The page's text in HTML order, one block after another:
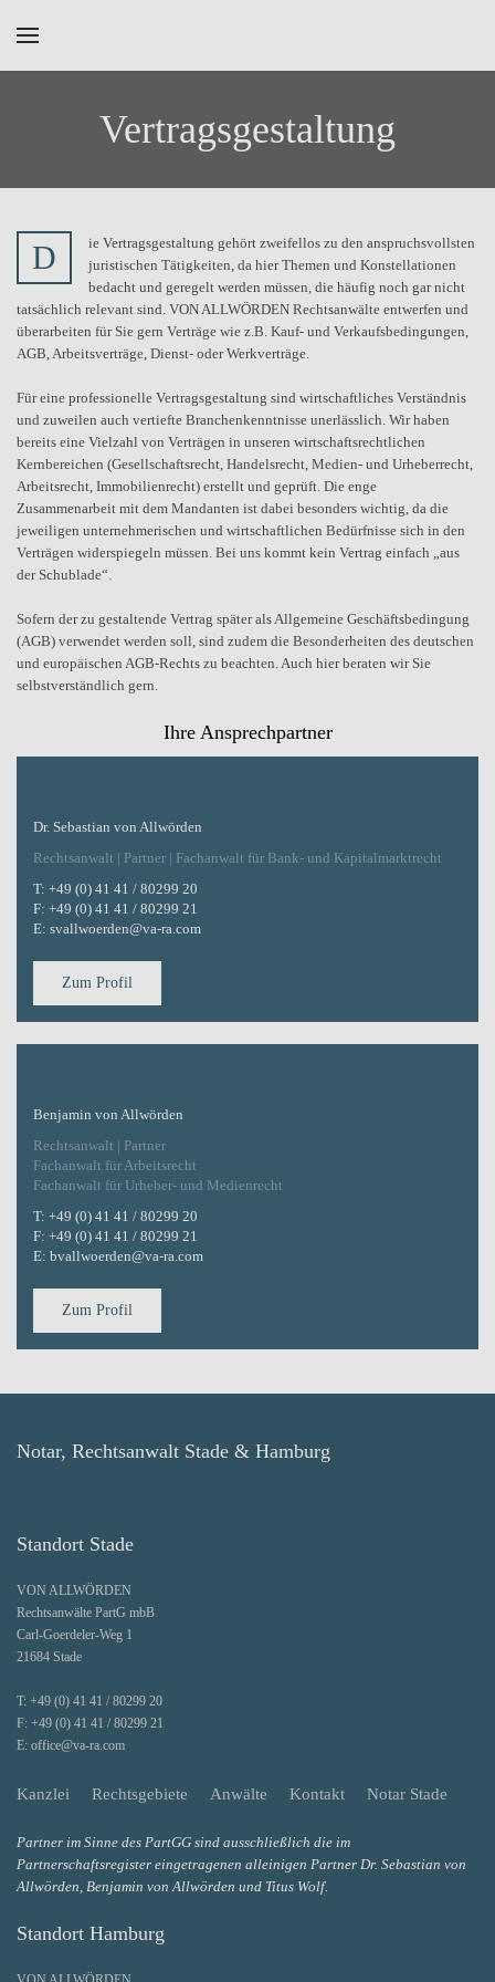
Vertragsgestaltung
D
ie Vertragsgestaltung gehört zweifellos zu den anspruchsvollsten
juristischen Tätigkeiten, da hier Themen und Konstellationen
bedacht und geregelt werden müssen, die häufig noch gar nicht
tatsächlich relevant sind. VON ALLWÖRDEN Rechtsanwälte entwerfen und
überarbeiten für Sie gern Verträge wie z.B. Kauf- und Verkaufsbedingungen,
AGB, Arbeitsverträge, Dienst- oder Werkverträge.
Für eine professionelle Vertragsgestaltung sind wirtschaftliches Verständnis
und zuweilen auch vertiefte Branchenkenntnisse unerlässlich. Wir haben
bereits eine Vielzahl von Verträgen in unseren wirtschaftsrechtlichen
Kernbereichen (Gesellschaftsrecht, Handelsrecht, Medien- und Urheberrecht,
Arbeitsrecht, Immobilienrecht) erstellt und geprüft. Die enge
Zusammenarbeit mit dem Mandanten ist dabei besonders wichtig, da die
jeweiligen unternehmerischen und wirtschaftlichen Bedürfnisse sich in den
Verträgen widerspiegeln müssen. Bei uns kommt kein Vertrag einfach „aus
der Schublade“.
Sofern der zu gestaltende Vertrag später als Allgemeine Geschäftsbedingung
(AGB) verwendet werden soll, sind zudem die Besonderheiten des deutschen
und europäischen AGB-Rechts zu beachten. Auch hier beraten wir Sie
selbstverständlich gern.
Ihre Ansprechpartner
Dr. Sebastian von Allwörden
Rechtsanwalt | Partner | Fachanwalt für Bank- und Kapitalmarktrecht
T: +49 (0) 41 41 / 80299 20
F: +49 (0) 41 41 / 80299 21
E: svallwoerden@va-ra.com
Zum Profil
Benjamin von Allwörden
Rechtsanwalt | Partner
Fachanwalt für Arbeitsrecht
Fachanwalt für Urheber- und Medienrecht
T: +49 (0) 41 41 / 80299 20
F: +49 (0) 41 41 / 80299 21
E: bvallwoerden@va-ra.com
Zum Profil
Notar, Rechtsanwalt Stade & Hamburg
Standort Stade
VON ALLWÖRDEN
Rechtsanwälte PartG mbB
Carl-Goerdeler-Weg 1
21684 Stade
T: +49 (0) 41 41 / 80299 20
F: +49 (0) 41 41 / 80299 21
E: office@va-ra.com
Kanzlei Rechtsgebiete Anwälte Kontakt Notar Stade
Partner im Sinne des PartGG sind ausschließlich die im
Partnerschaftsregister eingetragenen alleinigen Partner Dr. Sebastian von
Allwörden, Benjamin von Allwörden und Titus Wolf.
Standort Hamburg